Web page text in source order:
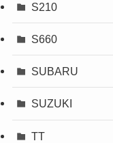
S210
S660
SUBARU
SUZUKI
TT